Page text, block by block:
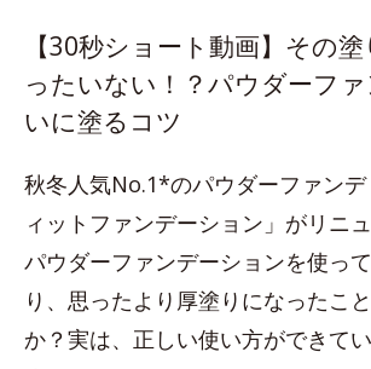
【30秒ショート動画】その
ったいない！？パウダーフ
いに塗るコツ
秋冬人気No.1*のパウダーファンデ
ィットファンデーション」がリニュ
パウダーファンデーションを使っ
り、思ったより厚塗りになったこ
か？実は、正しい使い方ができて